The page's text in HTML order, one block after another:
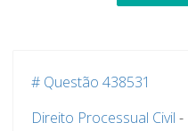
# Questão 438531
Direito Processual Civil -